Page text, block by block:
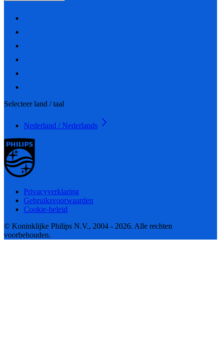
Selecteer land / taal
Nederland / Nederlands
Privacyverklaring
Gebruiksvoorwaarden
Cookie-beleid
© Koninklijke Philips N.V., 2004 - 2026. Alle rechten
voorbehouden.